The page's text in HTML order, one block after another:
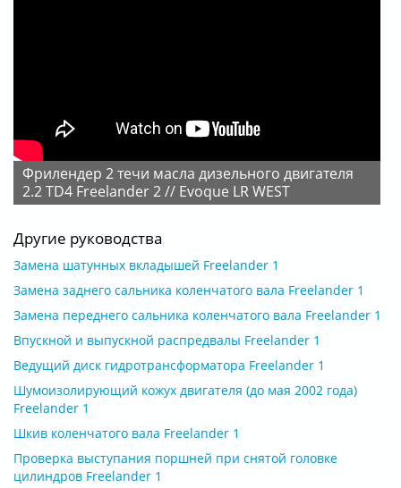
Фрилендер 2 течи масла дизельного двигателя
2.2 TD4 Freelander 2 // Evoque LR WEST
Другие руководства
Замена шатунных вкладышей Freelander 1
Замена заднего сальника коленчатого вала Freelander 1
Замена переднего сальника коленчатого вала Freelander 1
Впускной и выпускной распредвалы Freelander 1
Ведущий диск гидротрансформатора Freelander 1
Шумоизолирующий кожух двигателя (до мая 2002 года)
Freelander 1
Шкив коленчатого вала Freelander 1
Проверка выступания поршней при снятой головке
цилиндров Freelander 1